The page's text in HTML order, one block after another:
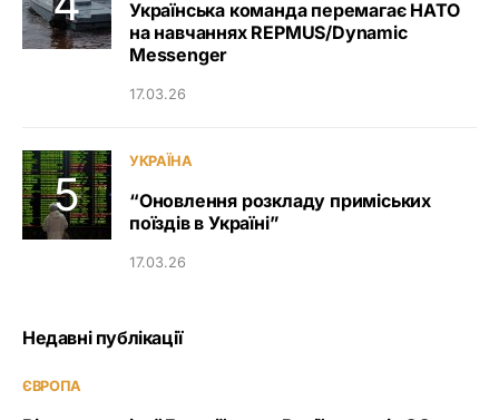
Українська команда перемагає НАТО
на навчаннях REPMUS/Dynamic
Messenger
17.03.26
УКРАЇНА
“Оновлення розкладу приміських
поїздів в Україні”
17.03.26
Недавні публікації
ЄВРОПА